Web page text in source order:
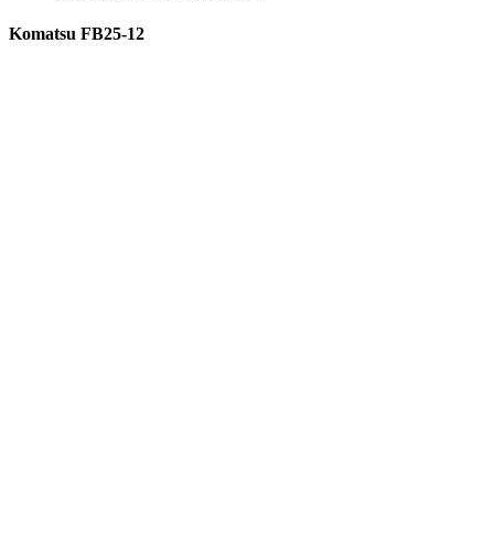
Komatsu FB25-12